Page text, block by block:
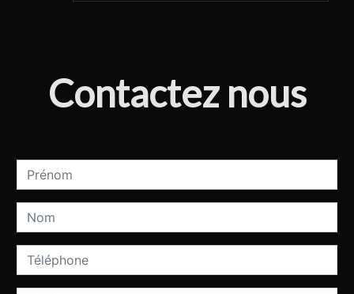
Contactez nous